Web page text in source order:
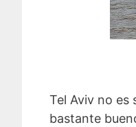
Tel Aviv no es
bastante